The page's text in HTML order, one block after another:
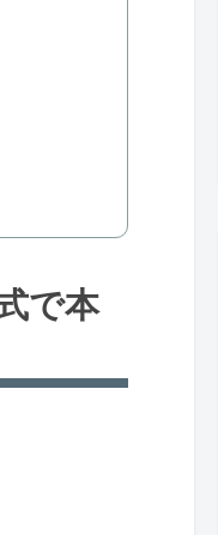
で本